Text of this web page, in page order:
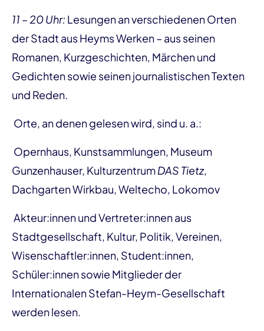
11 – 20 Uhr: Lesungen an verschiedenen Orten
der Stadt aus Heyms Werken – aus seinen
Romanen, Kurzgeschichten, Märchen und
Gedichten sowie seinen journalistischen Texten
und Reden.
Orte, an denen gelesen wird, sind u. a.:
Opernhaus, Kunstsammlungen, Museum
Gunzenhauser, KulturzentrumDAS Tietz,
Dachgarten Wirkbau, Weltecho, Lokomov
Akteur:innen und Vertreter:innen aus
Stadtgesellschaft, Kultur, Politik, Vereinen,
Wisenschaftler:innen, Student:innen,
Schüler:innen sowie Mitglieder der
Internationalen Stefan-Heym-Gesellschaft
werden lesen.